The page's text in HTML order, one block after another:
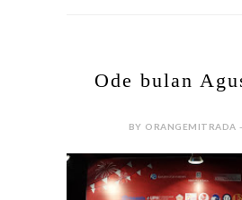
Ode bulan
BY ORANGEMITRADA